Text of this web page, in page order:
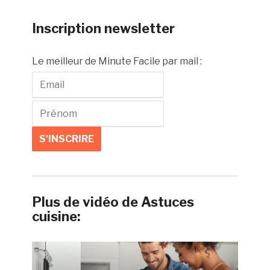
Inscription newsletter
Le meilleur de Minute Facile par mail :
Plus de vidéo de Astuces
cuisine: